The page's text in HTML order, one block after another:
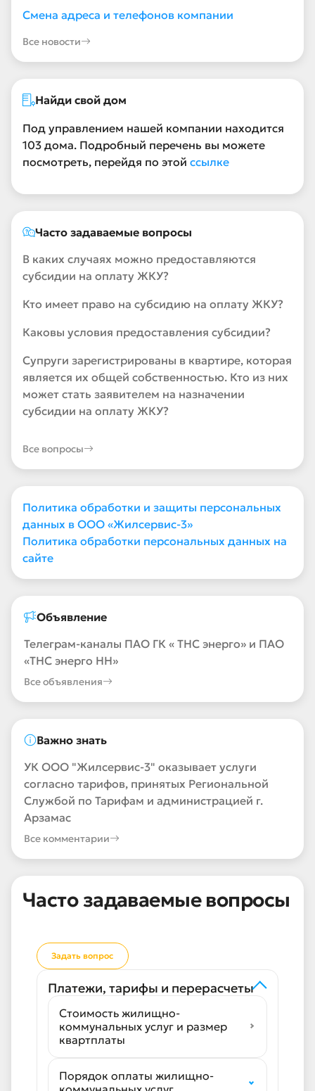
Смена адреса и телефонов компании
Все новости
Найди свой дом
Под управлением нашей компании находится
103 дома. Подробный перечень вы можете
посмотреть, перейдя по этой ссылке
Часто задаваемые вопросы
В каких случаях можно предоставляются
субсидии на оплату ЖКУ?
Кто имеет право на субсидию на оплату ЖКУ?
Каковы условия предоставления субсидии?
Супруги зарегистрированы в квартире, которая
является их общей собственностью. Кто из них
может стать заявителем на назначении
субсидии на оплату ЖКУ?
Все вопросы
Политика обработки и защиты персональных
данных в ООО «Жилсервис-3»
Политика обработки персональных данных на
сайте
Объявление
Телеграм-каналы ПАО ГК « ТНС энерго» и ПАО
«ТНС энерго НН»
Все объявления
Важно знать
УК ООО "Жилсервис-3" оказывает услуги
согласно тарифов, принятых Региональной
Службой по Тарифам и администрацией г.
Арзамас
Все комментарии
Часто задаваемые вопросы
Задать вопрос
Платежи, тарифы и перерасчеты
Стоимость жилищно-
коммунальных услуг и размер
квартплаты
Порядок оплаты жилищно-